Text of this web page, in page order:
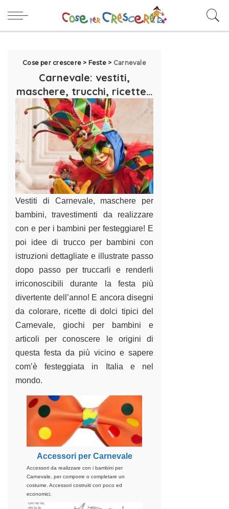
Cose per crescere > Feste > Carnevale
Carnevale: vestiti,
maschere, trucchi, ricette…
Vestiti di Carnevale, maschere per
bambini, travestimenti da realizzare
con e per i bambini per festeggiare! E
poi idee di trucco per bambini con
istruzioni dettagliate e illustrate passo
dopo passo per truccarli e renderli
irriconoscibili durante la festa più
divertente dell’anno! E ancora disegni
da colorare, ricette di dolci tipici del
Carnevale, giochi per bambini e
articoli per conoscere le origini di
questa festa da più vicino e sapere
com’è festeggiata in Italia e nel
mondo.
Accessori per Carnevale
Accessori da realizzare con i bambini per
Carnevale, per comporre o completare un
costume. Accessori costruiti con poco ed
economici.